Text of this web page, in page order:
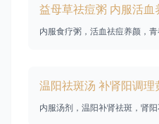
益母草祛痘粥 内服活血
内服食疗粥，活血祛痘养颜，
温阳祛斑汤 补肾阳调理
内服汤剂，温阳补肾祛斑，肾